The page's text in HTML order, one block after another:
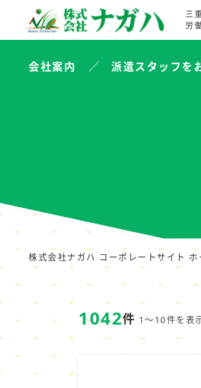
三
労
会社案内 派遣スタッフを
株式会社ナガハ コーポレートサイト ホ
1042件 1～10件を表